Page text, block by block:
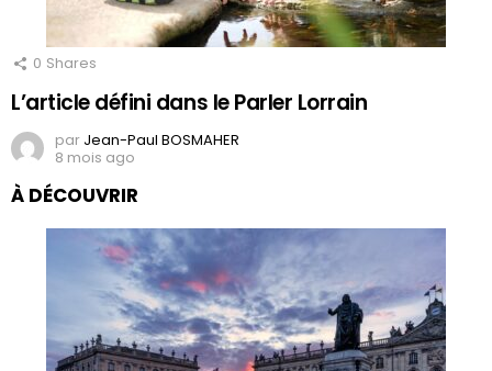
0 Shares
L’article défini dans le Parler Lorrain
par Jean-Paul BOSMAHER
8 mois ago
À DÉCOUVRIR